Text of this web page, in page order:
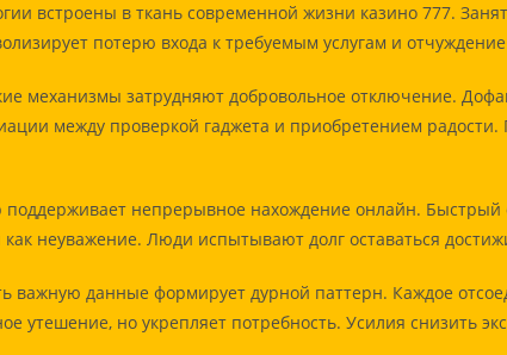
встроены в ткань современной жизни казино 777.
потерю входа к требуемым услугам и
механизмы затрудняют добровольное отключение.
между проверкой гаджета и приобретением
непрерывное нахождение онлайн.
как неуважение. Люди испытывают долг оставаться
важную данные формирует дурной паттерн. Каждое
утешение, но укрепляет потребность. Усилия снизить